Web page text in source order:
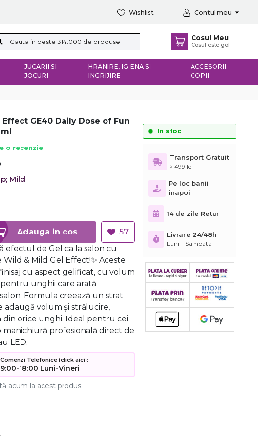
Wishlist Contul meu
Cosul Meu
Cosul este gol
JUCARII SI
JOCURI
HRANIRE, IGIENA SI
INGRIJIRE
ACCESORII
COPII
GE40 Daily Dose of Fun
o recenzie
Mild
Adauga in cos
57
efectul de Gel ca la salon cu
& Mild Gel Effect!✨ Aceste
cu aspect gelificat, cu volum
unghii care arată
Formula creează un strat
adaugă volum și strălucire,
orice unghi. Ideal pentru cei
manichiură profesională direct de
LED.
Comenzi Telefonice (click aici):
9:00-18:00 Luni-Vineri
acum la acest produs.
In stoc
Transport Gratuit
> 499 lei
Pe loc banii
inapoi
14 de zile Retur
Livrare 24/48h
Luni – Sambata